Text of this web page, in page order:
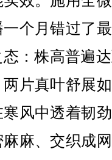
个月错过了
：株高普遍
片真叶舒展
风中透着韧
麻、交织成